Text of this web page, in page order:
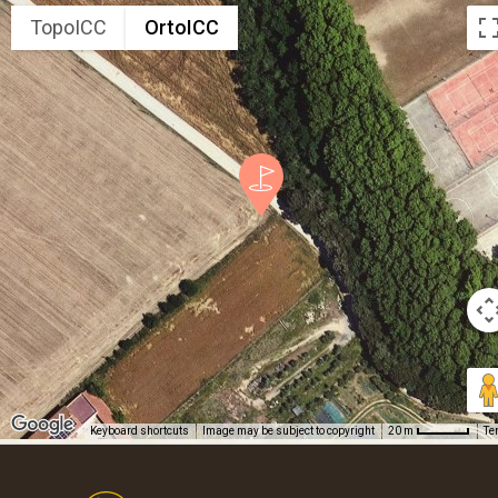
TopoICC OrtoICC
Keyboard shortcuts Image may be subject to copyright 20 m